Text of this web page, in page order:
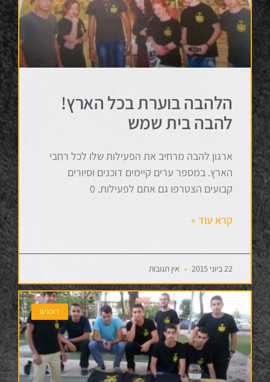
הלהבה בוערת בכל הארץ!
להבה בית שמש
ארגון להבה מרחיב את הפעילות שלו לכל רחבי
הארץ. במספר ערים קיימים דוכנים וסיורים
קבועים הצטרפו גם אתם לפעילות. 0
קרא עוד »
22 ביוני 2015 אין תגובות
דוכנים